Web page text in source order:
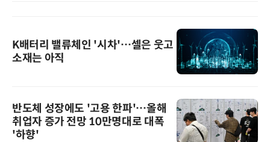
K배터리 밸류체인 '시차'…셀은 웃고
소재는 아직
반도체 성장에도 '고용 한파'…올해
취업자 증가 전망 10만명대로 대폭
'하향'